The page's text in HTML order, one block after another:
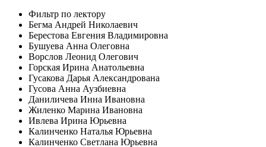
Фильтр по лектору
Бегма Андрей Николаевич
Берестова Евгения Владимировна
Бушуева Анна Олеговна
Ворслов Леонид Олегович
Горская Ирина Анатольевна
Гусакова Дарья Александрована
Гусова Анна Аузбиевна
Даниличева Инна Ивановна
Жиленко Марина Ивановна
Ивлева Ирина Юрьевна
Калинченко Наталья Юрьевна
Калинченко Светлана Юрьевна